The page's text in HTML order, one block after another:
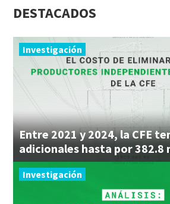
DESTACADOS
Investigación
Entre 2021 y 2024, la CFE
adicionales hasta por 382.8
Investigación